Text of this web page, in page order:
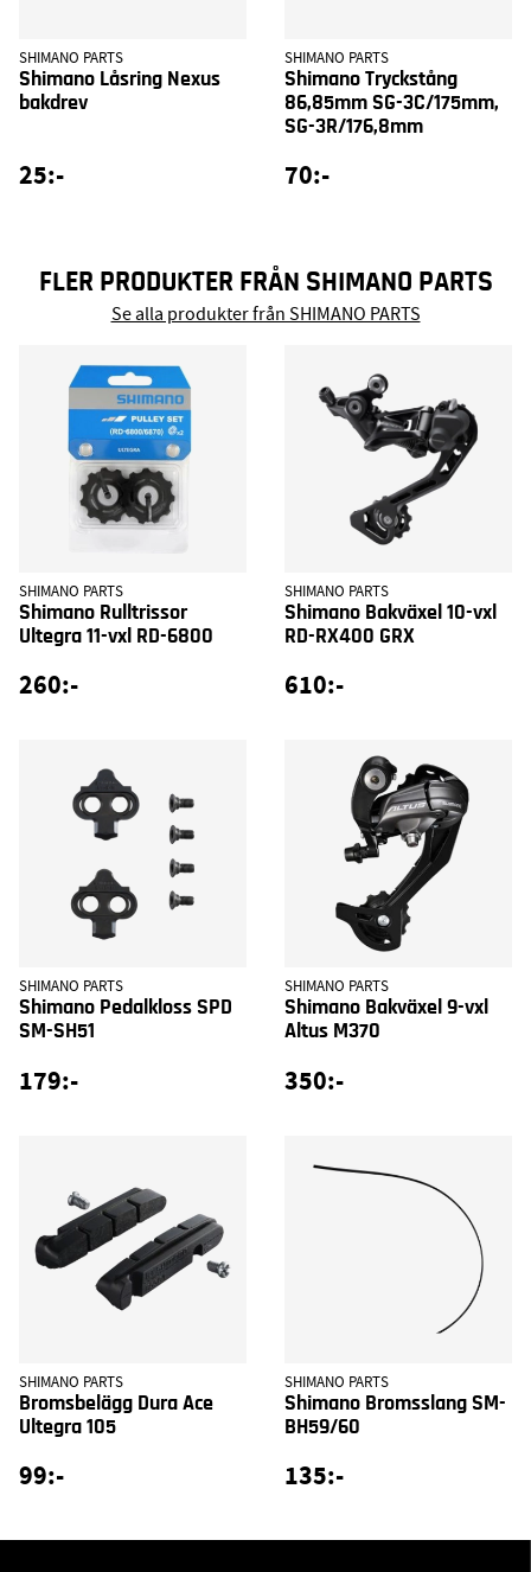
SHIMANO PARTS
Shimano Låsring Nexus
bakdrev
25:-
SHIMANO PARTS
Shimano Tryckstång
86,85mm SG-3C/175mm,
SG-3R/176,8mm
70:-
FLER PRODUKTER FRÅN SHIMANO PARTS
Se alla produkter från SHIMANO PARTS
SHIMANO PARTS
Shimano Rulltrissor
Ultegra 11-vxl RD-6800
260:-
SHIMANO PARTS
Shimano Bakväxel 10-vxl
RD-RX400 GRX
610:-
SHIMANO PARTS
Shimano Pedalkloss SPD
SM-SH51
179:-
SHIMANO PARTS
Shimano Bakväxel 9-vxl
Altus M370
350:-
SHIMANO PARTS
Bromsbelägg Dura Ace
Ultegra 105
99:-
SHIMANO PARTS
Shimano Bromsslang SM-
BH59/60
135:-